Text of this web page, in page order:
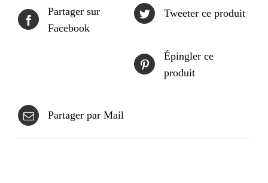
Partager sur
Facebook
Tweeter ce produit
Épingler ce
produit
Partager par Mail